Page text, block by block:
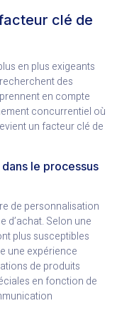
clé de
en plus exigeants
des
en compte
concurrentiel où
un facteur clé de
le processus
de personnalisation
d’achat. Selon une
plus susceptibles
une expérience
de produits
en fonction de